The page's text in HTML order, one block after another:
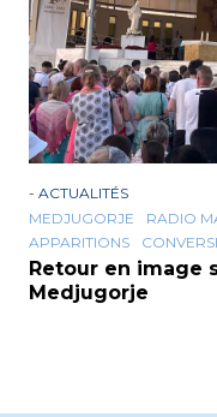
- ACTUALITÉS
MEDJUGORJE
RADIO
APPARITIONS
Retour en image
Medjugorje